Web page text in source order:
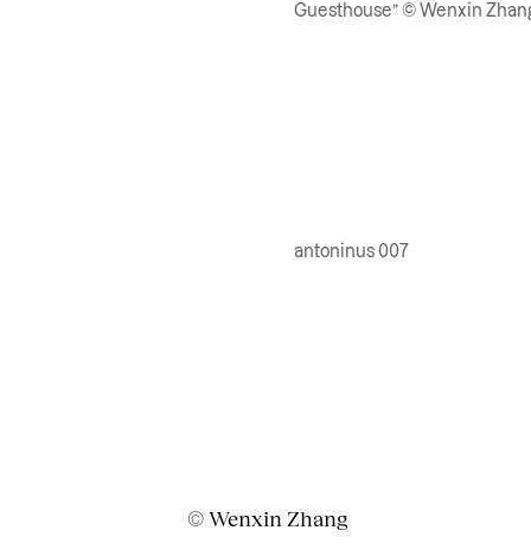
Guesthouse” © Wenxin
antoninus 007
© Wenxin Zhang